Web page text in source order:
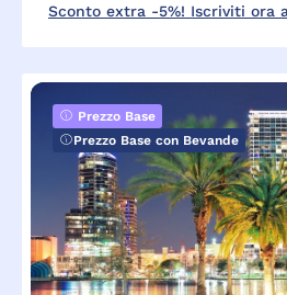
Sconto extra -5%! Iscriviti ora
Prezzo Base
Prezzo Base con Bevande